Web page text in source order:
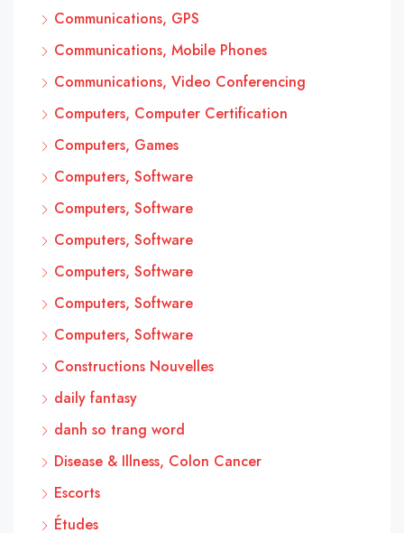
Communications, GPS
Communications, Mobile Phones
Communications, Video Conferencing
Computers, Computer Certification
Computers, Games
Computers, Software
Computers, Software
Computers, Software
Computers, Software
Computers, Software
Computers, Software
Constructions Nouvelles
daily fantasy
danh so trang word
Disease & Illness, Colon Cancer
Escorts
Études